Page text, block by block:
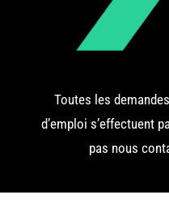
Toutes les
d’emploi s’effectuent
pas nous